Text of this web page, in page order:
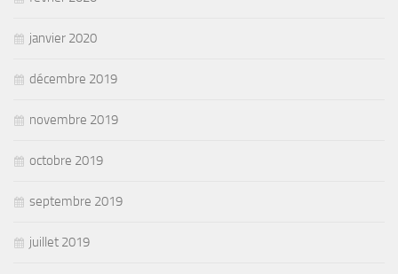
janvier 2020
décembre 2019
novembre 2019
octobre 2019
septembre 2019
juillet 2019